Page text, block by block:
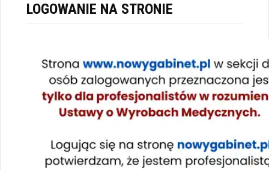
LOGOWANIE NA STRONIE